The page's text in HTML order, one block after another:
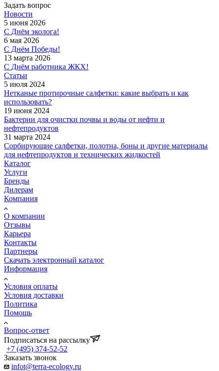
Задать вопрос
Новости
5 июня 2026
С Днём эколога!
6 мая 2026
С Днём Победы!
13 марта 2026
С Днём работника ЖКХ!
Статьи
5 июля 2024
Нетканые протирочные салфетки: какие выбрать и как
использовать?
19 июня 2024
Бактерии для очистки почвы и воды от нефти и
нефтепродуктов
31 марта 2024
Сорбирующие салфетки, полотна, боны и другие материалы
для нефтепродуктов и технических жидкостей
Каталог
Услуги
Бренды
Дилерам
Компания
О компании
Отзывы
Карьера
Контакты
Партнеры
Скачать электронный каталог
Информация
Условия оплаты
Условия доставки
Политика
Помощь
Вопрос-ответ
Подписаться на рассылку
+7 (495) 374-52-52
Заказать звонок
infot@terra-ecology.ru